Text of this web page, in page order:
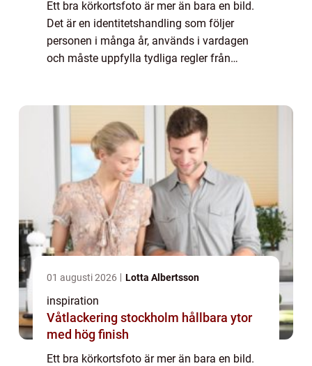
Ett bra körkortsfoto är mer än bara en bild.
Det är en identitetshandling som följer
personen i många år, används i vardagen
och måste uppfylla tydliga regler från
01 augusti 2026 Lotta Albertsson
inspiration
Våtlackering stockholm hållbara ytor
med hög finish
Ett bra körkortsfoto är mer än bara en bild.